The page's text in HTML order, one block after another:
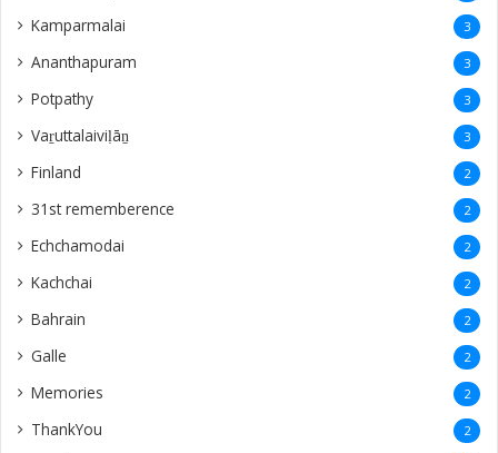
Kamparmalai 3
Ananthapuram 3
‎Potpathy 3
Vaṟuttalaiviḷāṉ 3
Finland 2
31st rememberence 2
Echchamodai 2
Kachchai 2
Bahrain 2
Galle 2
Memories 2
ThankYou 2